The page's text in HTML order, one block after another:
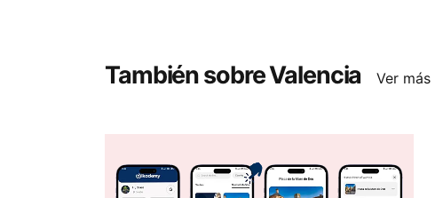
También sobre Valencia Ver